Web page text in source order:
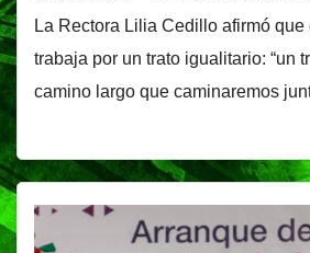
La Rectora Lilia Cedillo afirmó
trabaja por un trato igualitario: “un
camino largo que caminaremos